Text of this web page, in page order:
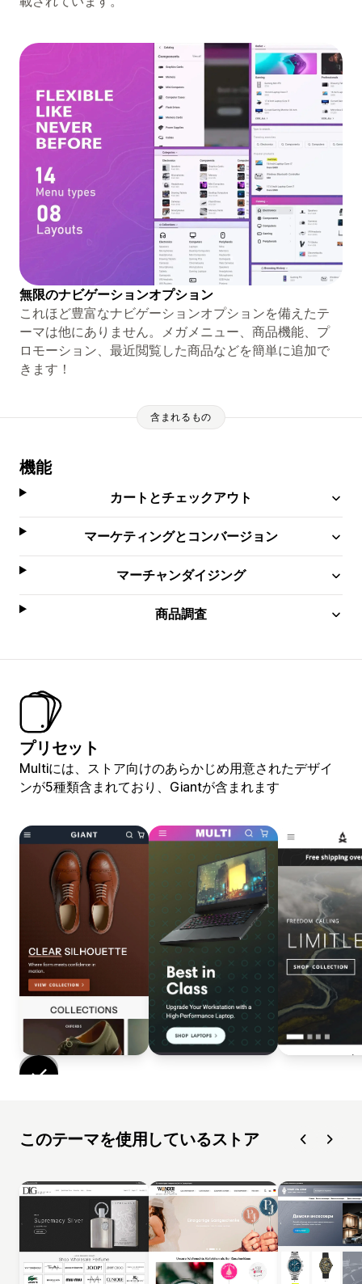
無限のナビゲーションオプション
これほど豊富なナビゲーションオプションを備えたテ
ーマは他にありません。メガメニュー、商品機能、プ
ロモーション、最近閲覧した商品などを簡単に追加で
きます！
含まれるもの
機能
カートとチェックアウト
マーケティングとコンバージョン
マーチャンダイジング
商品調査
プリセット
Multiには、ストア向けのあらかじめ用意されたデザイ
ンが5種類含まれており、Giantが含まれます
このテーマを使用しているストア